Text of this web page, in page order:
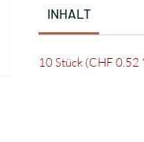
INHALT
10 Stück (CHF 0.52